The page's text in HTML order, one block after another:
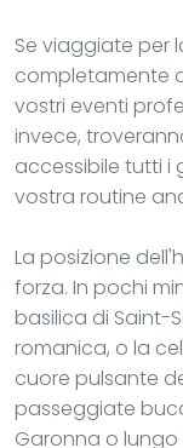
Se viaggiate per
completamente
vostri eventi
invece,
accessibile tutti i
vostra routine
La posizione
forza. In pochi
basilica di Saint-
romanica, o la
cuore pulsante
passeggiate
Garonna o lungo